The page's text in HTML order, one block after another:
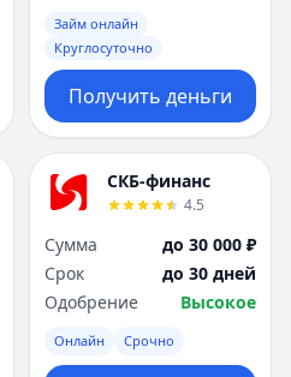
Займ онлайн
Круглосуточно
Получить деньги
СКБ-финанс
4.5
Сумма
до 30 000 ₽
Срок
до 30 дней
Одобрение
Высокое
Онлайн Срочно